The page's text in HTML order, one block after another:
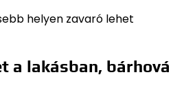
helyen zavaró lehet
a lakásban, bárhová